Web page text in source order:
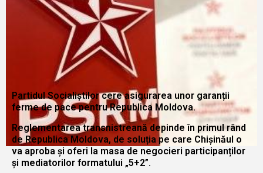
Partidul Socialiștilor cere asigurarea unor garanții
ferme de pace pentru Republica Moldova.
Reglementarea transnistreană depinde în primul rând
de Republica Moldova, de soluția pe care Chișinăul o
va aproba și oferi la masa de negocieri participanților
și mediatorilor formatului „5+2”.